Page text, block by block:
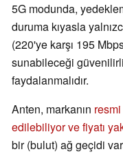
5G modunda,
duruma kıyasla
(220'ye karşı 195
sunabileceği
faydalanmalıdır.
Anten, markanın
edilebiliyor ve fiyatı
bir (bulut) ağ geçidi